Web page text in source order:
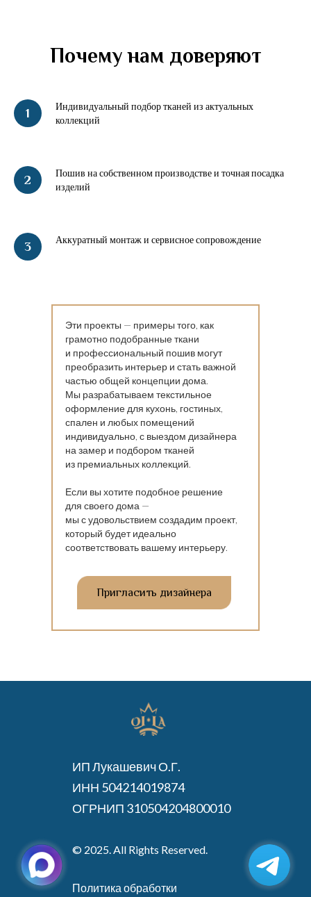
Почему нам доверяют
Индивидуальный подбор тканей из актуальных
коллекций
Пошив на собственном производстве и точная посадка
изделий
Аккуратный монтаж и сервисное сопровождение
Эти проекты — примеры того, как
грамотно подобранные ткани
и профессиональный пошив могут
преобразить интерьер и стать важной
частью общей концепции дома.
Мы разрабатываем текстильное
оформление для кухонь, гостиных,
спален и любых помещений
индивидуально, с выездом дизайнера
на замер и подбором тканей
из премиальных коллекций.
Если вы хотите подобное решение
для своего дома —
мы с удовольствием создадим проект,
который будет идеально
соответствовать вашему интерьеру.
Пригласить дизайнера
© 2025. All Rights Reserved.
Политика обработки
ИП Лукашевич О.Г.
ИНН 504214019874
ОГРНИП 310504204800010